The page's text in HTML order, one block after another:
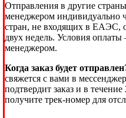
Отправления в другие
менеджером
стран, не входящих в ЕАЭС,
двух недель. Условия
менеджером.
Когда заказ будет
свяжется с вами в
подтвердит заказ и в
получите трек-номер для